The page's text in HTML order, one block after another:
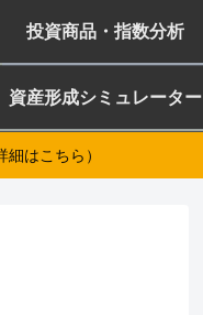
投資商品・指数分析
資産形成シミュレーター
はこちら）